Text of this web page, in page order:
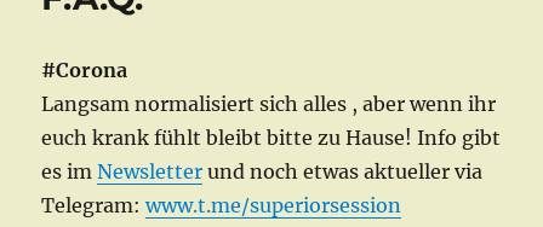
#Corona
Langsam normalisiert sich alles , aber wenn ihr
euch krank fühlt bleibt bitte zu Hause! Info gibt
es imNewsletter und noch etwas aktueller via
Telegram:www.t.me/superiorsession